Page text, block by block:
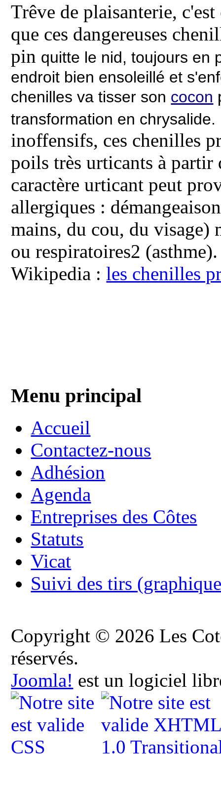
Trêve de plaisanterie,
que ces dangereuses
pin quitte le nid, toujours en
endroit bien ensoleillé et
chenilles va tisser son cocon
transformation en chrysalide.
inoffensifs, ces chenilles
poils très urticants à
caractère urticant peut
allergiques :
mains, du cou, du visage)
ou respiratoires2
Wikipedia :les chenilles
Menu principal
Accueil
Contactez-nous
Adhésion
Agenda
Entreprises des Côtes
Statuts
Vicat
Suivi des tirs
Copyright © 2026 Les
réservés.
Joomla! est un logiciel